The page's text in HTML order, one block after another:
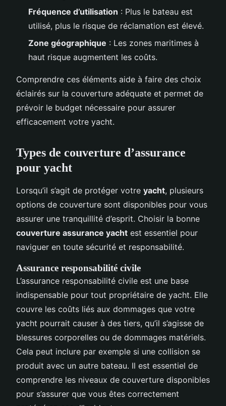
Fréquence d’utilisation : Plus le bateau est
utilisé, plus le risque de réclamation est élevé.
Zone géographique : Les zones maritimes à
haut risque augmentent les coûts.
Comprendre ces éléments aide à faire des choix
éclairés sur la couverture adéquate et permet de
prévoir le budget nécessaire pour assurer
efficacement votre yacht.
Types de couverture d’assurance
pour yacht
Lorsqu’il s’agit de protéger votre yacht, plusieurs
options de couverture sont disponibles pour vous
assurer une tranquillité d’esprit. Choisir la bonne
couverture assurance yacht est essentiel pour
naviguer en toute sécurité et responsabilité.
Assurance responsabilité civile
L’assurance responsabilité civile est une base
indispensable pour tout propriétaire de yacht. Elle
couvre les coûts liés aux dommages que votre
yacht pourrait causer à des tiers, qu’il s’agisse de
blessures corporelles ou de dommages matériels.
Cela peut inclure par exemple si une collision se
produit avec un autre bateau. Il est essentiel de
comprendre les niveaux de couverture disponibles
pour s’assurer que vous êtes correctement